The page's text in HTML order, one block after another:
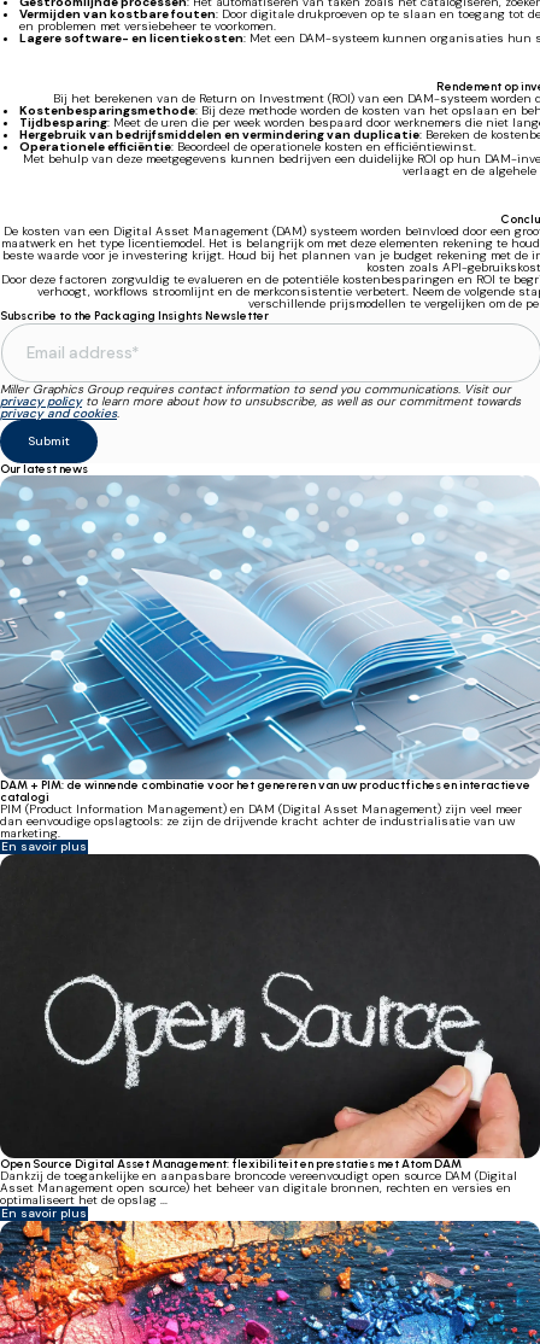
Vermijden van kostbare fouten: Door digitale drukproeven op te slaan en toegang tot
en problemen met versiebeheer te voorkomen.
Lagere software- en licentiekosten: Met een DAM-systeem kunnen organisaties hun
Rendement op
Bij het berekenen van de Return on Investment (ROI) van een DAM-systeem
Kostenbesparingsmethode: Bij deze methode worden de kosten van het opslaan en
Tijdbesparing: Meet de uren die per week worden bespaard door werknemers die niet
Hergebruik van bedrijfsmiddelen en vermindering van duplicatie: Bereken de
Operationele efficiëntie: Beoordeel de operationele kosten en efficiëntiewinst.
Met behulp van deze meetgegevens kunnen bedrijven een duidelijke ROI op hun DAM-
verlaagt en de
De kosten van een Digital Asset Management (DAM) systeem worden beïnvloed door een
maatwerk en het type licentiemodel. Het is belangrijk om met deze elementen rekening te
beste waarde voor je investering krijgt. Houd bij het plannen van je budget rekening met
kosten zoals API-
Door deze factoren zorgvuldig te evalueren en de potentiële kostenbesparingen en ROI te
verhoogt, workflows stroomlijnt en de merkconsistentie verbetert. Neem de volgende
verschillende prijsmodellen te vergelijken om de
Subscribe to the Packaging Insights Newsletter
Miller Graphics Group requires contact information to send you communications. Visit our
privacy policyto learn more about how to unsubscribe, as well as our commitment towards
privacy and cookies.
Our latest news
DAM + PIM: de winnende combinatie voor het genereren van uw productfiches en interactieve
catalogi
PIM (Product Information Management) en DAM (Digital Asset Management) zijn veel meer
dan eenvoudige opslagtools: ze zijn de drijvende kracht achter de industrialisatie van uw
marketing.
En savoir plus
Open Source Digital Asset Management: flexibiliteit en prestaties met Atom DAM
Dankzij de toegankelijke en aanpasbare broncode vereenvoudigt open source DAM (Digital
Asset Management open source) het beheer van digitale bronnen, rechten en versies en
optimaliseert het de opslag ...
En savoir plus